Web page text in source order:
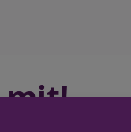
mit!